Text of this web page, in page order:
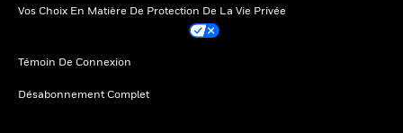
Vos Choix En Matière De Protection De La Vie Privée
Témoin De Connexion
Désabonnement Complet